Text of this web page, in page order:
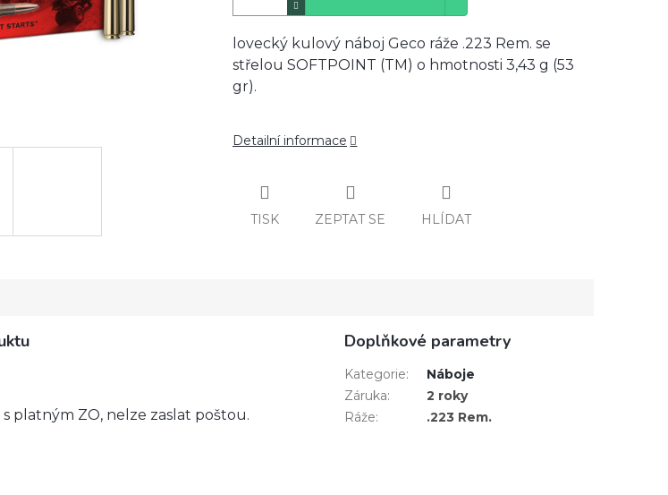
lovecký kulový náboj Geco ráže .223 Rem. se
střelou SOFTPOINT (TM) o hmotnosti 3,43 g (53
gr).
Detailní informace
TISK ZEPTAT SE HLÍDAT
platným ZO, nelze zaslat poštou.
Doplňkové parametry
Kategorie:
Náboje
Záruka:
2 roky
Ráže: .223 Rem.